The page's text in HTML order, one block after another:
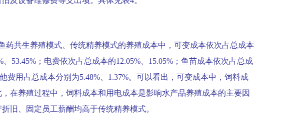
药共生养殖模式、传统精养模式的养殖成本中，可变成本依次占总成本
53.45% ；电费依次占总成本的12.05% 15.05% ；鱼苗成本依次占总成
他费用占总成本分别为5.48% 1.37%。可以看出，可变成本中，饲料成
在养殖过程中，饲料成本和用电成本是影响水产品养殖成本的主要因
旧、固定员工薪酬均高于传统精养模式。